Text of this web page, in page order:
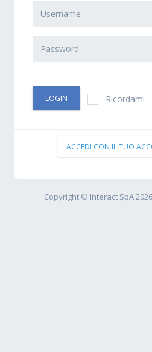
Ricordami
ACCEDI CON IL TUO
Copyright © Interact SpA